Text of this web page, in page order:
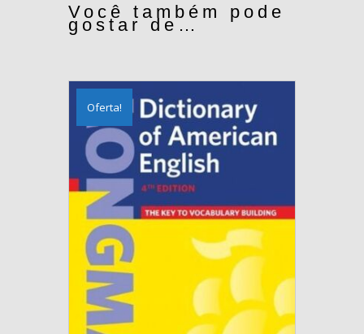
Você também pode
gostar de…
Oferta!